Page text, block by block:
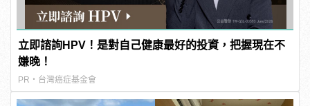
立即諮詢HPV！是對自己健康最好的投資，把握現在不
嫌晚！
PR・台灣癌症基金會